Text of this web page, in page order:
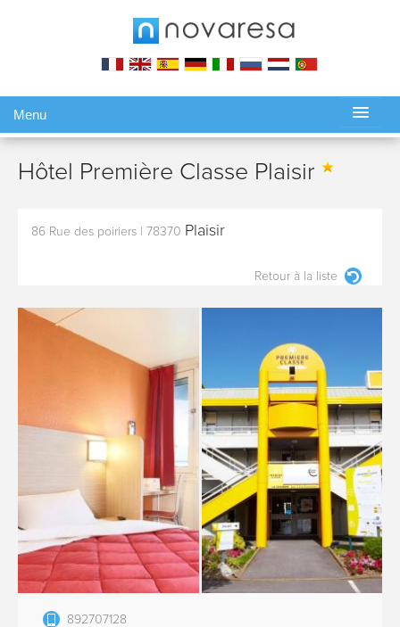
Menu
Hôtel Première Classe Plaisir
86 Rue des poiriers 78370 Plaisir
Retour à la liste
892707128